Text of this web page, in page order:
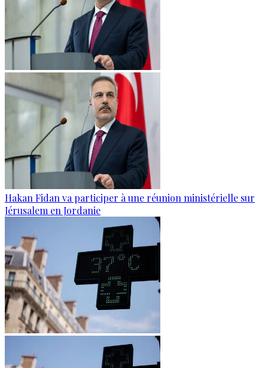
Hakan Fidan va participer à une réunion ministérielle sur
Jérusalem en Jordanie